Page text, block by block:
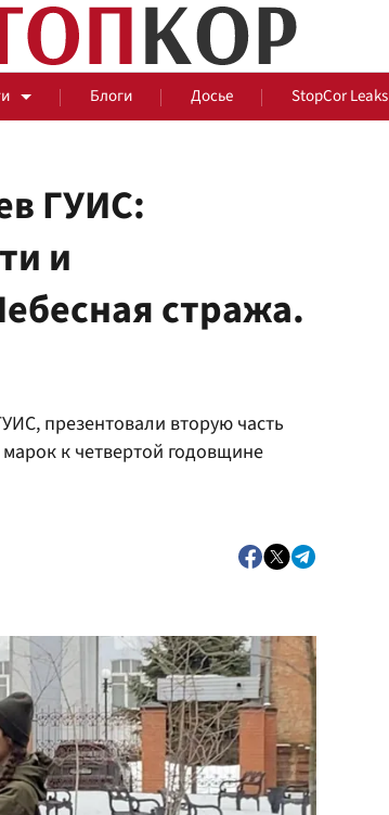
Блоги Досье StopCor Leaks
За оградой
ГУИС:
и
стража.
презентовали вторую часть
к четвертой годовщине